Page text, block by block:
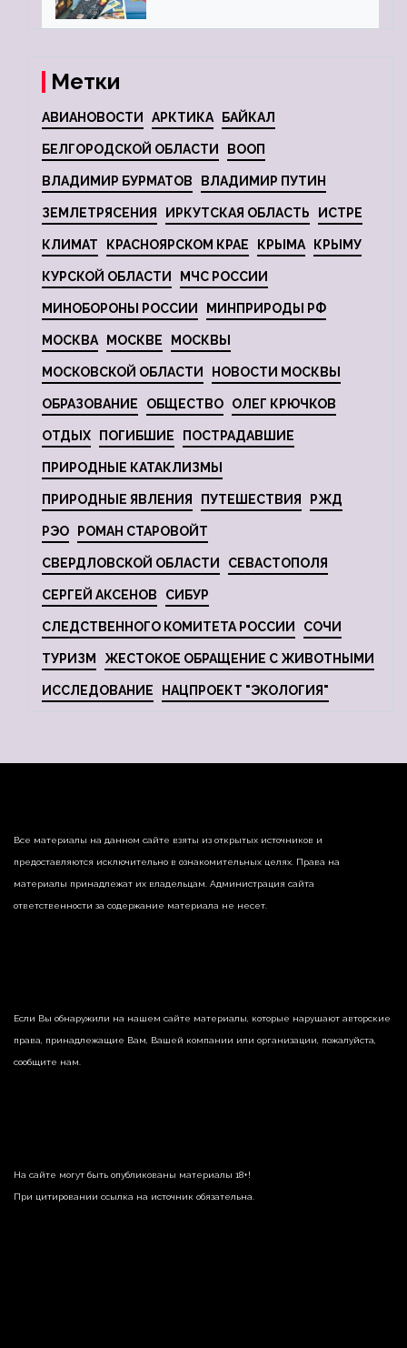
Метки
АВИАНОВОСТИ АРКТИКА БАЙКАЛ
БЕЛГОРОДСКОЙ ОБЛАСТИ ВООП
ВЛАДИМИР БУРМАТОВ ВЛАДИМИР ПУТИН
ЗЕМЛЕТРЯСЕНИЯ ИРКУТСКАЯ ОБЛАСТЬ ИСТРЕ
КЛИМАТ КРАСНОЯРСКОМ КРАЕ КРЫМА КРЫМУ
КУРСКОЙ ОБЛАСТИ МЧС РОССИИ
МИНОБОРОНЫ РОССИИ МИНПРИРОДЫ РФ
МОСКВА МОСКВЕ МОСКВЫ
МОСКОВСКОЙ ОБЛАСТИ НОВОСТИ МОСКВЫ
ОБРАЗОВАНИЕ ОБЩЕСТВО ОЛЕГ КРЮЧКОВ
ОТДЫХ ПОГИБШИЕ ПОСТРАДАВШИЕ
ПРИРОДНЫЕ КАТАКЛИЗМЫ
ПРИРОДНЫЕ ЯВЛЕНИЯ ПУТЕШЕСТВИЯ РЖД
РЭО РОМАН СТАРОВОЙТ
СВЕРДЛОВСКОЙ ОБЛАСТИ СЕВАСТОПОЛЯ
СЕРГЕЙ АКСЕНОВ СИБУР
СЛЕДСТВЕННОГО КОМИТЕТА РОССИИ СОЧИ
ТУРИЗМ ЖЕСТОКОЕ ОБРАЩЕНИЕ С ЖИВОТНЫМИ
ИССЛЕДОВАНИЕ НАЦПРОЕКТ "ЭКОЛОГИЯ"
Все материалы на данном сайте взяты из открытых источников и
предоставляются исключительно в ознакомительных целях. Права на
материалы принадлежат их владельцам. Администрация сайта
ответственности за содержание материала не несет.
Если Вы обнаружили на нашем сайте материалы, которые нарушают авторские
права, принадлежащие Вам, Вашей компании или организации, пожалуйста,
сообщите нам.
На сайте могут быть опубликованы материалы 18+!
При цитировании ссылка на источник обязательна.